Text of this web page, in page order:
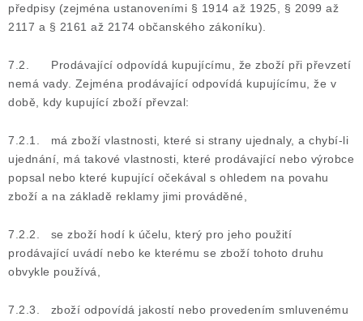
předpisy (zejména ustanoveními § 1914 až 1925, § 2099 až
2117 a § 2161 až 2174 občanského zákoníku).
7.2. Prodávající odpovídá kupujícímu, že zboží při převzetí
nemá vady. Zejména prodávající odpovídá kupujícímu, že v
době, kdy kupující zboží převzal:
7.2.1. má zboží vlastnosti, které si strany ujednaly, a chybí-li
ujednání, má takové vlastnosti, které prodávající nebo výrobce
popsal nebo které kupující očekával s ohledem na povahu
zboží a na základě reklamy jimi prováděné,
7.2.2. se zboží hodí k účelu, který pro jeho použití
prodávající uvádí nebo ke kterému se zboží tohoto druhu
obvykle používá,
7.2.3. zboží odpovídá jakostí nebo provedením smluvenému